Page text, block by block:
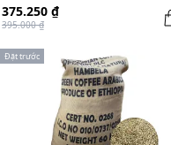
375.250 ₫
395.000 ₫
Đặt trước